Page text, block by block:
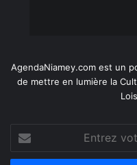
AgendaNiamey.com est un
de mettre en lumière la
Entrez
votre
adresse